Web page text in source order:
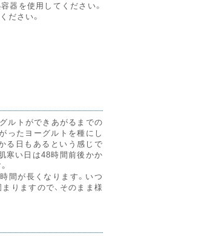
器を使用してください。
ださい。
ルトができあがるまでの
ったヨーグルトを種にし
る日もあるという感じで
寒い日は48時間前後かか
間が長くなります。いつ
りますので、そのまま様